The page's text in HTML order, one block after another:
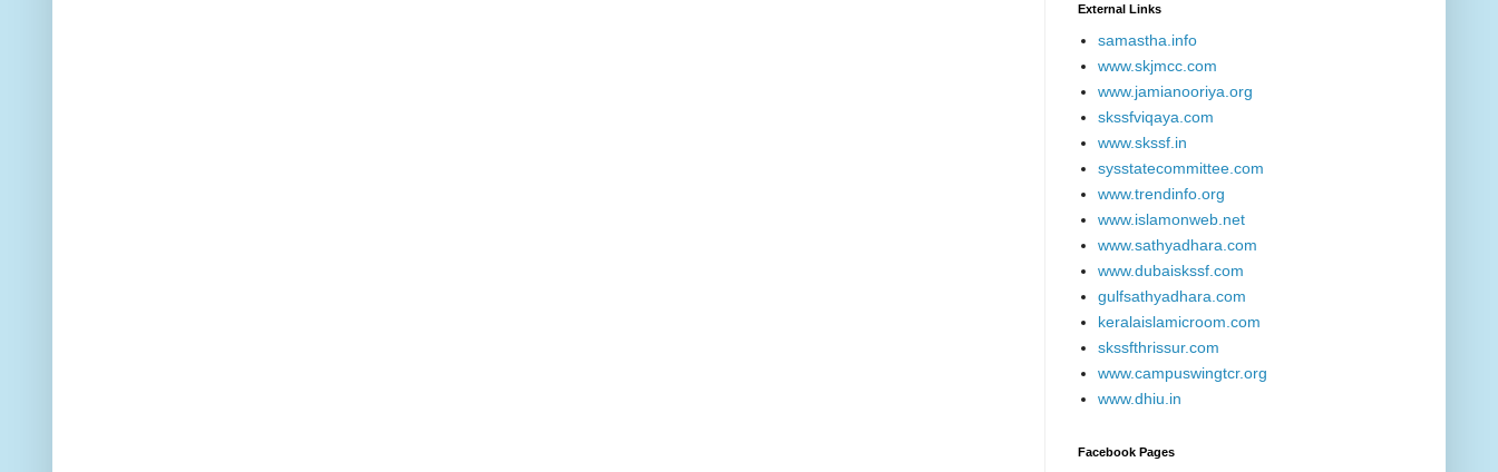
External ‎Links
samastha.info
www.skjmcc.com
www.jamianooriya.org
skssfviqaya.com
www.skssf.in
sysstatecommittee.com
www.trendinfo.org
www.islamonweb.net
www.sathyadhara.com
www.dubaiskssf.com
gulfsathyadhara.com
keralaislamicroom.com
skssfthrissur.com
www.campuswingtcr.org
www.dhiu.in
Facebook Pages